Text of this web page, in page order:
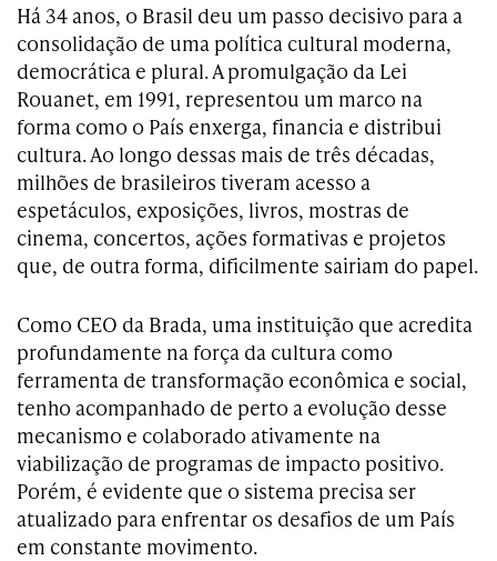
Há 34 anos, o Brasil deu um passo decisivo para a
consolidação de uma política cultural moderna,
democrática e plural. A promulgação da Lei
Rouanet, em 1991, representou um marco na
forma como o País enxerga, financia e distribui
cultura. Ao longo dessas mais de três décadas,
milhões de brasileiros tiveram acesso a
espetáculos, exposições, livros, mostras de
cinema, concertos, ações formativas e projetos
que, de outra forma, dificilmente sairiam do papel.
Como CEO da Brada, uma instituição que acredita
profundamente na força da cultura como
ferramenta de transformação econômica e social,
tenho acompanhado de perto a evolução desse
mecanismo e colaborado ativamente na
viabilização de programas de impacto positivo.
Porém, é evidente que o sistema precisa ser
atualizado para enfrentar os desafios de um País
em constante movimento.